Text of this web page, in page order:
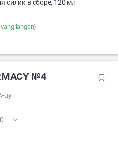
силик в сборе, 120 мл
№4
uy